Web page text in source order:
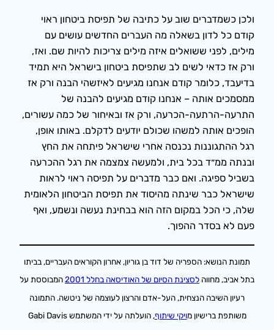
ולכן כשמדברים שוב על כתיבה של תפיסת ביטחון ראוי
קודם כל לדון בשאלה מה העברים החדשים עושים עם
מילים, לפני ששואלים איזה מילים צריכות להיות שם. ואז,
ורק אז כדאי לשים לב שתפיסת ביטחון בישראל היא תמיד
בדיעבד, כלומר קודם אנחנו מגיעים לאיזשהי הבנה ורק אז
ממסמכים אותה – אנחנו קודם מגיעים להבנה של
התרעה-הרתעה-הכרעה, ורק אז ובאיחור של כמה עשורים,
הופכים אותה למשהו שכולם יודעים לדקלם. באותו אופן,
רגל ההתגוננות נכנסה אחרי שישראל פיתחה את החץ
ובנתה ממ״ד בכל בית, ולמעשה צמצמה את רגל ההכרעה
בשביל ספיגה. ואם כבר מדברים על תפיסה ראוי לראות
שישראל כבר שינתה מהיסוד את תפיסת הביטחון הלאומית
שלה, כי הכל במקום הזה הוא בבחינת נעשה ונשמע, ואף
פעם לא בסדר ההפוך.
תמונת הנושא: הספריה של דוד בן גוריון, אחרון הקוראים העבריים, בביתו
בתל אביב, מחווה לסצינת הסיום של האודיסאה בחלל 2001
המבוססת על
רעיון השיבה הנצחית, העל-אדם והרצון לעוצמה של ניטשה. התמונה
משותפת ברישיון מויקי שיתוף, הועלתה על ידי המשתמש Gabi Davis